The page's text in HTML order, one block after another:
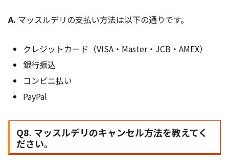
A. マッスルデリの支払い方法は以下の通りです。
クレジットカード（VISA・Master・JCB・AMEX）
銀行振込
コンビニ払い
PayPal
Q8. マッスルデリのキャンセル方法を教えてく
ださい。